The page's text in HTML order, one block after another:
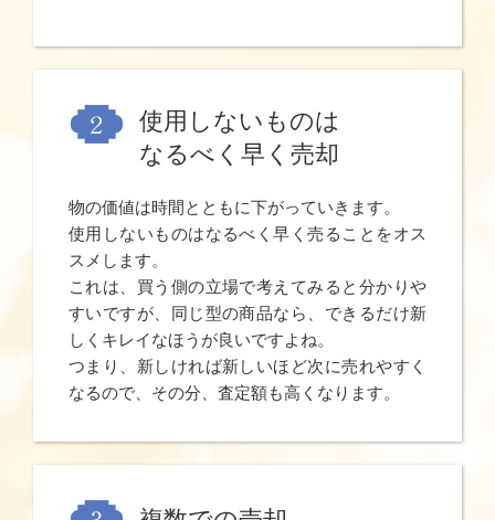
使用しないものは
なるべく早く売却
物の価値は時間とともに下がっていきます。
使用しないものはなるべく早く売ることをオス
スメします。
これは、買う側の立場で考えてみると分かりや
すいですが、同じ型の商品なら、できるだけ新
しくキレイなほうが良いですよね。
つまり、新しければ新しいほど次に売れやすく
なるので、その分、査定額も高くなります。